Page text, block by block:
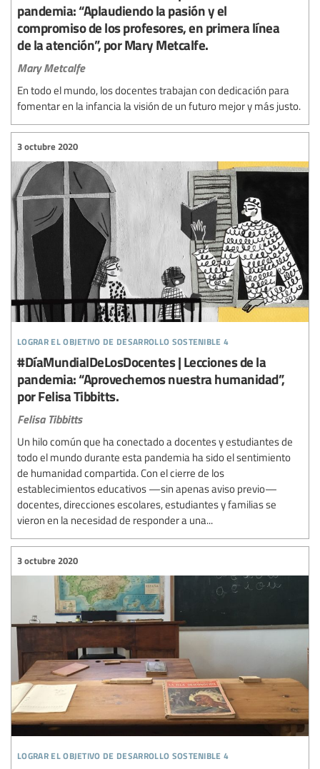
pandemia: “Aplaudiendo la pasión y el
compromiso de los profesores, en primera línea
de la atención”, por Mary Metcalfe.
Mary Metcalfe
En todo el mundo, los docentes trabajan con dedicación para
fomentar en la infancia la visión de un futuro mejor y más justo.
lograr el objetivo de desarrollo sostenible 4
3 octubre 2020
#DíaMundialDeLosDocentes | Lecciones de la
pandemia: “Aprovechemos nuestra humanidad”,
por Felisa Tibbitts.
Felisa Tibbitts
Un hilo común que ha conectado a docentes y estudiantes de
todo el mundo durante esta pandemia ha sido el sentimiento
de humanidad compartida. Con el cierre de los
establecimientos educativos —sin apenas aviso previo—
docentes, direcciones escolares, estudiantes y familias se
vieron en la necesidad de responder a una...
lograr el objetivo de desarrollo sostenible 4
3 octubre 2020